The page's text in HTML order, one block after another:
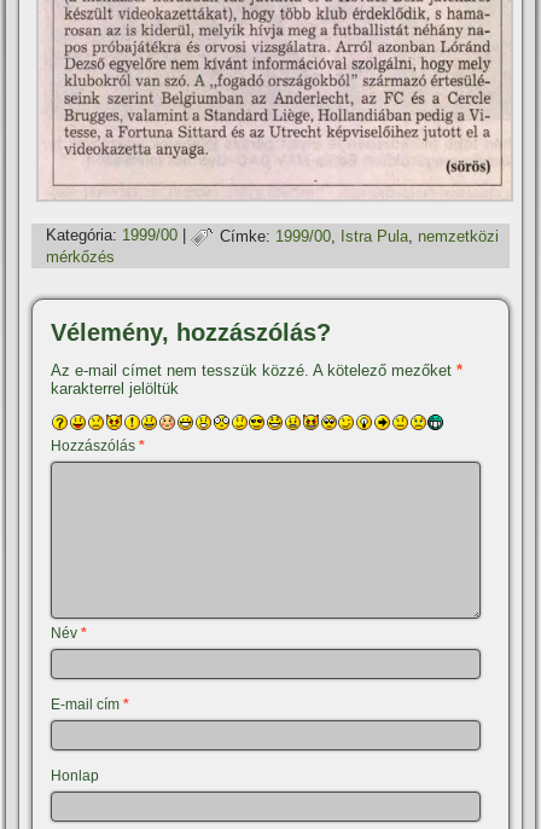
Kategória: 1999/00 | Címke: 1999/00 Istra Pula nemzetközi
mérkőzés
Vélemény, hozzászólás?
Az e-mail címet nem tesszük közzé. A kötelező mezőket*
karakterrel jelöltük
Hozzászólás*
Név*
E-mail cím*
Honlap